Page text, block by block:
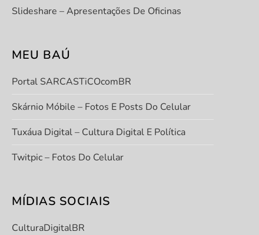
Slideshare – Apresentações De Oficinas
MEU BAÚ
Portal SARCASTiCOcomBR
Skárnio Móbile – Fotos E Posts Do Celular
Tuxáua Digital – Cultura Digital E Política
Twitpic – Fotos Do Celular
MÍDIAS SOCIAIS
CulturaDigitalBR